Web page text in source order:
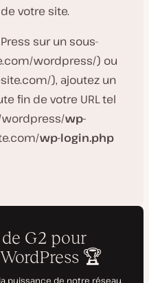
de votre site.
sur un sous-
wordpress/) ou
), ajoutez un
fin de votre URL tel
wp-
wp-login.php